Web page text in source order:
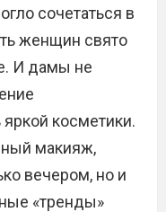
сочетаться в
женщин свято
И дамы не
косметики.
макияж,
вечером, но и
«тренды»